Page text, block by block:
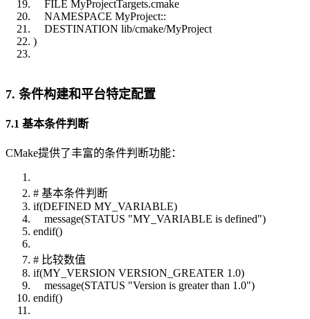
FILE MyProjectTargets.cmake
NAMESPACE MyProject::
DESTINATION lib/cmake/MyProject
)
7. 条件构建和平台特定配置
7.1 基本条件判断
CMake提供了丰富的条件判断功能：
# 基本条件判断
if(DEFINED MY_VARIABLE)
message(STATUS "MY_VARIABLE is defined")
endif()
# 比较数值
if(MY_VERSION VERSION_GREATER 1.0)
message(STATUS "Version is greater than 1.0")
endif()